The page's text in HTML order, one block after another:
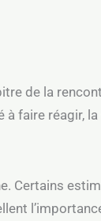
de la
à faire réagir,
Certains